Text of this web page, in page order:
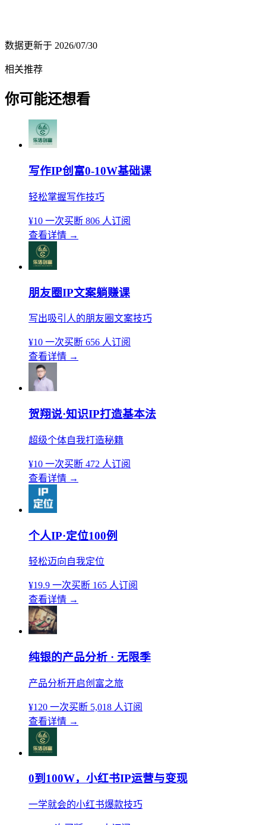
数据更新于 2026/07/30
相关推荐
你可能还想看
写作IP创富0-10W基础课
轻松掌握写作技巧
¥10 一次买断 806 人订阅
查看详情 →
朋友圈IP文案躺赚课
写出吸引人的朋友圈文案技巧
¥10 一次买断 656 人订阅
查看详情 →
贺翔说·知识IP打造基本法
超级个体自我打造秘籍
¥10 一次买断 472 人订阅
查看详情 →
个人IP·定位100例
轻松迈向自我定位
¥19.9 一次买断 165 人订阅
查看详情 →
纯银的产品分析 · 无限季
产品分析开启创富之旅
¥120 一次买断 5,018 人订阅
查看详情 →
0到100W，小红书IP运营与变现
一学就会的小红书爆款技巧